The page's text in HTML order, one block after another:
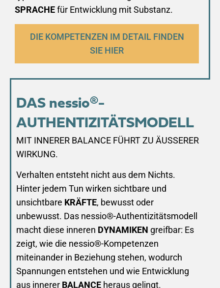
SPRACHEfür Entwicklung mit Substanz.
DIE KOMPETENZEN IM DETAIL FINDEN
SIE HIER
DAS nessio®-
AUTHENTIZITÄTSMODELL
MIT INNERER BALANCE FÜHRT ZU ÄUSSERER
WIRKUNG.
Verhalten entsteht nicht aus dem Nichts.
Hinter jedem Tun wirken sichtbare und
unsichtbare KRÄFTE, bewusst oder
unbewusst. Das nessio®-Authentizitätsmodell
macht diese inneren DYNAMIKEN greifbar: Es
zeigt, wie die nessio®-Kompetenzen
miteinander in Beziehung stehen, wodurch
Spannungen entstehen und wie Entwicklung
aus innerer BALANCE heraus gelingt.